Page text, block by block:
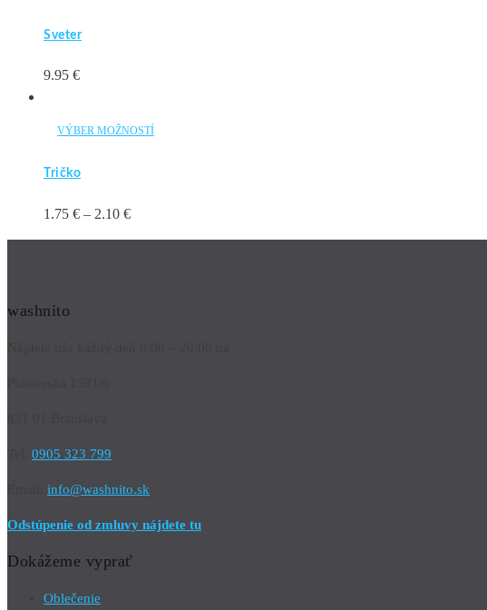
Sveter
9.95 €
VÝBER MOŽNOSTÍ
VYBRAŤ
Tričko
1.75 € – 2.10 €Price
washnito
0905 323 799
info@washnito.sk
Odstúpenie od zmluvy nájdete tu
Dokážeme vyprať
Oblečenie